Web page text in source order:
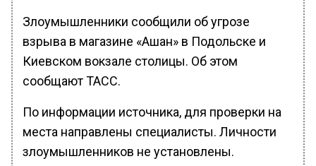
Злоумышленники сообщили об угрозе
взрыва в магазине «Ашан» в Подольске и
Киевском вокзале столицы. Об этом
сообщают ТАСС.
По информации источника, для проверки на
места направлены специалисты. Личности
злоумышленников не установлены.